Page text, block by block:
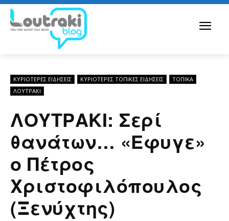
ΚΥΡΙΌΤΕΡΕΣ ΕΙΔΉΣΕΙΣ ΚΥΡΙΌΤΕΡΕΣ ΤΟΠΙΚΈΣ ΕΙΔΉΣΕΙΣ
ΤΟΠΙΚΑ
ΛΟΥΤΡΆΚΙ
ΛΟΥΤΡΑΚΙ: Σερί
θανάτων… «Εφυγε»
ο Πέτρος
Χριστοφιλόπουλος
(Ξενύχτης)